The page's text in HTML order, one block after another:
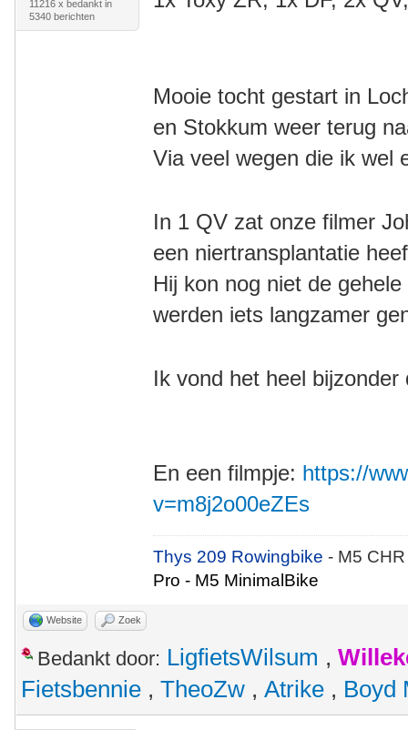
11216 x bedankt in
5340 berichten
Mooie tocht gestart in
en Stokkum weer terug
Via veel wegen die ik wel
In 1 QV zat onze filmer
een niertransplantatie
Hij kon nog niet de
werden iets langzamer
Ik vond het heel
En een filmpje: https://
v=m8j2o00eZEs
Thys 209 Rowingbike- M5
Pro - M5 MinimalBike
Website Zoek
Bedankt door: LigfietsWilsum ,
Fietsbennie , TheoZw , Atrike , Boyd